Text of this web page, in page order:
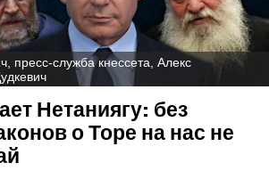
пресс-служба кнессета, Алекс
Нетаниягу: без
о Торе на нас не